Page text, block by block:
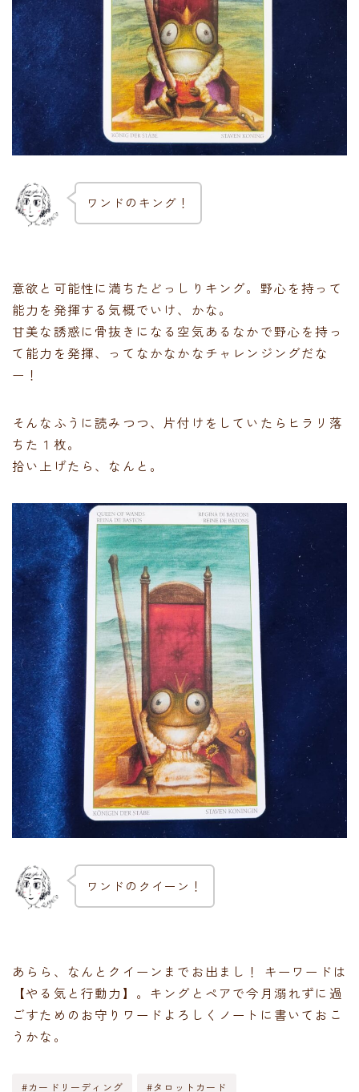
ワンドのキング！
意欲と可能性に満ちたどっしりキング。野心を持って
能力を発揮する気概でいけ、かな。
甘美な誘惑に骨抜きになる空気あるなかで野心を持っ
て能力を発揮、ってなかなかなチャレンジングだな
ー！
そんなふうに読みつつ、片付けをしていたらヒラリ落
ちた１枚。
拾い上げたら、なんと。
ワンドのクイーン！
あらら、なんとクイーンまでお出まし！ キーワードは
【やる気と行動力】。キングとペアで今月溺れずに過
ごすためのお守りワードよろしくノートに書いておこ
うかな。
#カードリーディング #タロットカード